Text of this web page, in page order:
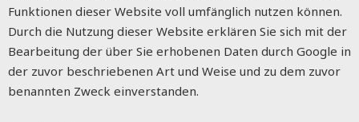
Funktionen dieser Website voll umfänglich nutzen können.
Durch die Nutzung dieser Website erklären Sie sich mit der
Bearbeitung der über Sie erhobenen Daten durch Google in
der zuvor beschriebenen Art und Weise und zu dem zuvor
benannten Zweck einverstanden.